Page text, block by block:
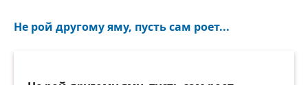
Не рой другому яму, пусть сам роет...